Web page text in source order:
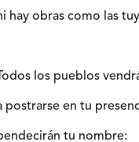
hay obras como las
los pueblos
postrarse en tu
tu nombre: